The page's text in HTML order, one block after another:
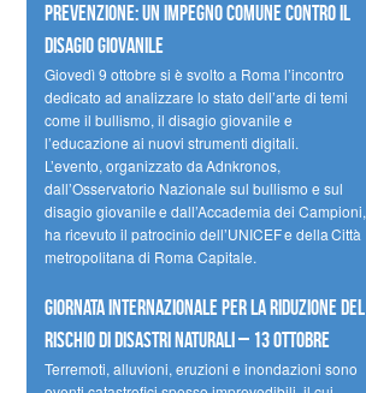
Prevenzione: un impegno comune contro il
disagio giovanile
Giovedì 9 ottobre si è svolto a Roma l’incontro
dedicato ad analizzare lo stato dell’arte di temi
come il bullismo, il disagio giovanile e
l’educazione ai nuovi strumenti digitali.
L’evento, organizzato da Adnkronos,
dall’Osservatorio Nazionale sul bullismo e sul
disagio giovanile e dall’Accademia dei Campioni,
ha ricevuto il patrocinio dell’UNICEF e della Città
metropolitana di Roma Capitale.
Giornata internazionale per la riduzione del
rischio di disastri naturali – 13 ottobre
Terremoti, alluvioni, eruzioni e inondazioni sono